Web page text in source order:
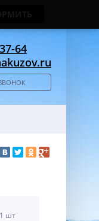
64
шт